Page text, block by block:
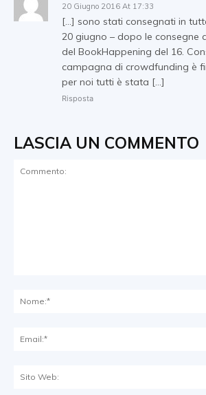
20 Giugno 2016 At 17:33
[…] sono stati consegnati in
20 giugno – dopo le consegne
del BookHappening del 16.
campagna di crowdfunding è
per noi tutti è stata […]
Risposta
LASCIA UN COMMENTO